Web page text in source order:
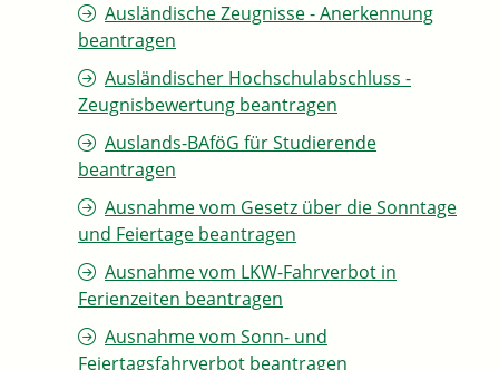
Ausländische Zeugnisse - Anerkennung
beantragen
Ausländischer Hochschulabschluss -
Zeugnisbewertung beantragen
Auslands-BAföG für Studierende
beantragen
Ausnahme vom Gesetz über die Sonntage
und Feiertage beantragen
Ausnahme vom LKW-Fahrverbot in
Ferienzeiten beantragen
Ausnahme vom Sonn- und
Feiertagsfahrverbot beantragen